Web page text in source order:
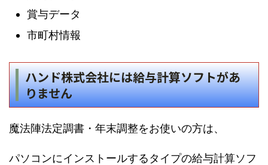
賞与データ
市町村情報
ハンド株式会社には給与計算ソフトがあ
りません
魔法陣法定調書・年末調整をお使いの方は、
パソコンにインストールするタイプの給与計算ソフ